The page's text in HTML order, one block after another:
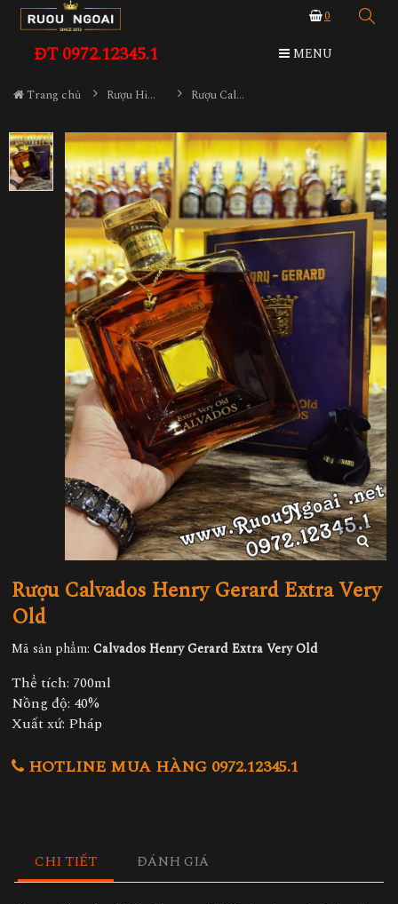
0
ĐT 0972.12345.1 MENU
Trang chủ Rượu Hiếm - Cũ Rượu Calvados Henry Gerard Extra Very Old
Rượu Calvados Henry Gerard Extra Very
Old
Mã sản phẩm: Calvados Henry Gerard Extra Very Old
Thể tích: 700ml
Nồng độ: 40%
Xuất xứ: Pháp
HOTLINE MUA HÀNG 0972.12345.1
CHI TIẾT ĐÁNH GIÁ